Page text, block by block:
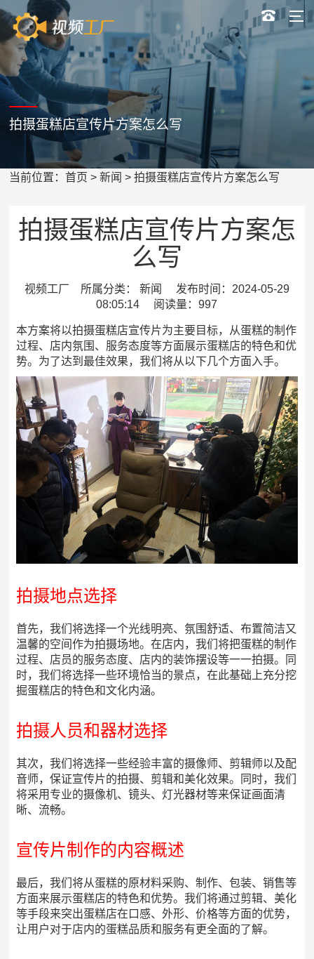
拍摄蛋糕店宣传片方案怎么写
当前位置：首页 >新闻 > 拍摄蛋糕店宣传片方案怎么写
拍摄蛋糕店宣传片方案怎
么写
视频工厂 所属分类： 新闻 发布时间：2024-05-29
08:05:14 阅读量：997
本方案将以拍摄蛋糕店宣传片为主要目标，从蛋糕的制作
过程、店内氛围、服务态度等方面展示蛋糕店的特色和优
势。为了达到最佳效果，我们将从以下几个方面入手。
拍摄地点选择
首先，我们将选择一个光线明亮、氛围舒适、布置简洁又
温馨的空间作为拍摄场地。在店内，我们将把蛋糕的制作
过程、店员的服务态度、店内的装饰摆设等一一拍摄。同
时，我们将选择一些环境恰当的景点，在此基础上充分挖
掘蛋糕店的特色和文化内涵。
拍摄人员和器材选择
其次，我们将选择一些经验丰富的摄像师、剪辑师以及配
音师，保证宣传片的拍摄、剪辑和美化效果。同时，我们
将采用专业的摄像机、镜头、灯光器材等来保证画面清
晰、流畅。
宣传片制作的内容概述
最后，我们将从蛋糕的原材料采购、制作、包装、销售等
方面来展示蛋糕店的特色和优势。我们将通过剪辑、美化
等手段来突出蛋糕店在口感、外形、价格等方面的优势，
让用户对于店内的蛋糕品质和服务有更全面的了解。